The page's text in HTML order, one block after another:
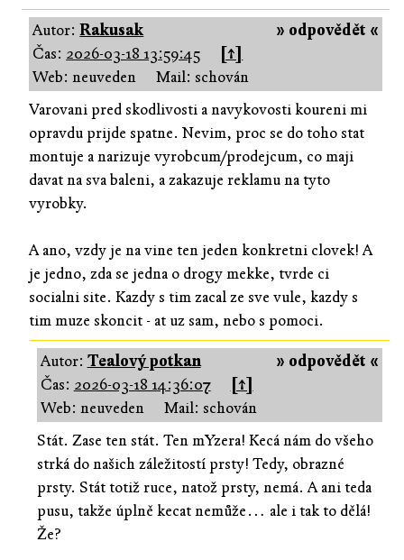
» odpovědět «
Autor:Rakusak
Čas: 2026-03-18 13:59:45
[↑]
Web: neuveden
Mail: schován
Varovani pred skodlivosti a navykovosti koureni mi
opravdu prijde spatne. Nevim, proc se do toho stat
montuje a narizuje vyrobcum/prodejcum, co maji
davat na sva baleni, a zakazuje reklamu na tyto
vyrobky.
A ano, vzdy je na vine ten jeden konkretni clovek! A
je jedno, zda se jedna o drogy mekke, tvrde ci
socialni site. Kazdy s tim zacal ze sve vule, kazdy s
tim muze skoncit - at uz sam, nebo s pomoci.
» odpovědět «
Autor: Tealový potkan
Čas: 2026-03-18 14:36:07
[↑]
Web: neuveden
Mail: schován
Stát. Zase ten stát. Ten mYzera! Kecá nám do všeho
strká do našich záležitostí prsty! Tedy, obrazné
prsty. Stát totiž ruce, natož prsty, nemá. A ani teda
pusu, takže úplně kecat nemůže… ale i tak to dělá!
Že?